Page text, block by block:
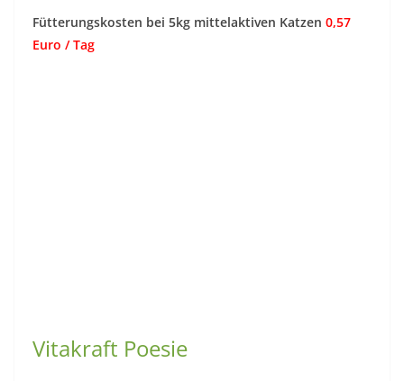
Fütterungskosten bei 5kg mittelaktiven Katzen 0,57
Euro / Tag
Vitakraft Poesie